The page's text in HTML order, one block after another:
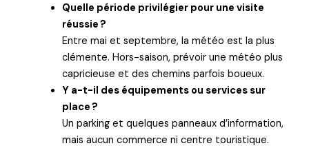
Quelle période privilégier pour une visite
réussie ?
Entre mai et septembre, la météo est la plus
clémente. Hors-saison, prévoir une météo plus
capricieuse et des chemins parfois boueux.
Y a-t-il des équipements ou services sur
place ?
Un parking et quelques panneaux d’information,
mais aucun commerce ni centre touristique.